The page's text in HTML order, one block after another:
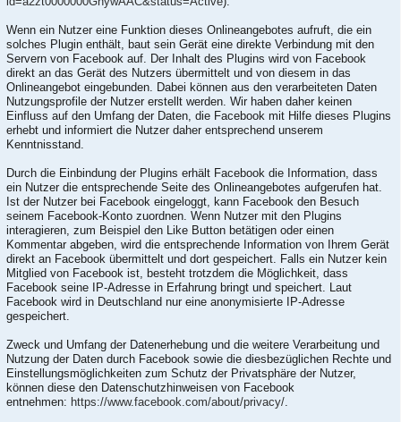
Wenn ein Nutzer eine Funktion dieses Onlineangebotes aufruft, die ein
solches Plugin enthält, baut sein Gerät eine direkte Verbindung mit den
Servern von Facebook auf. Der Inhalt des Plugins wird von Facebook
direkt an das Gerät des Nutzers übermittelt und von diesem in das
Onlineangebot eingebunden. Dabei können aus den verarbeiteten Daten
Nutzungsprofile der Nutzer erstellt werden. Wir haben daher keinen
Einfluss auf den Umfang der Daten, die Facebook mit Hilfe dieses Plugins
erhebt und informiert die Nutzer daher entsprechend unserem
Kenntnisstand.
Durch die Einbindung der Plugins erhält Facebook die Information, dass
ein Nutzer die entsprechende Seite des Onlineangebotes aufgerufen hat.
Ist der Nutzer bei Facebook eingeloggt, kann Facebook den Besuch
seinem Facebook-Konto zuordnen. Wenn Nutzer mit den Plugins
interagieren, zum Beispiel den Like Button betätigen oder einen
Kommentar abgeben, wird die entsprechende Information von Ihrem Gerät
direkt an Facebook übermittelt und dort gespeichert. Falls ein Nutzer kein
Mitglied von Facebook ist, besteht trotzdem die Möglichkeit, dass
Facebook seine IP-Adresse in Erfahrung bringt und speichert. Laut
Facebook wird in Deutschland nur eine anonymisierte IP-Adresse
gespeichert.
Zweck und Umfang der Datenerhebung und die weitere Verarbeitung und
Nutzung der Daten durch Facebook sowie die diesbezüglichen Rechte und
Einstellungsmöglichkeiten zum Schutz der Privatsphäre der Nutzer,
können diese den Datenschutzhinweisen von Facebook
entnehmen: https://www.facebook.com/about/privacy/